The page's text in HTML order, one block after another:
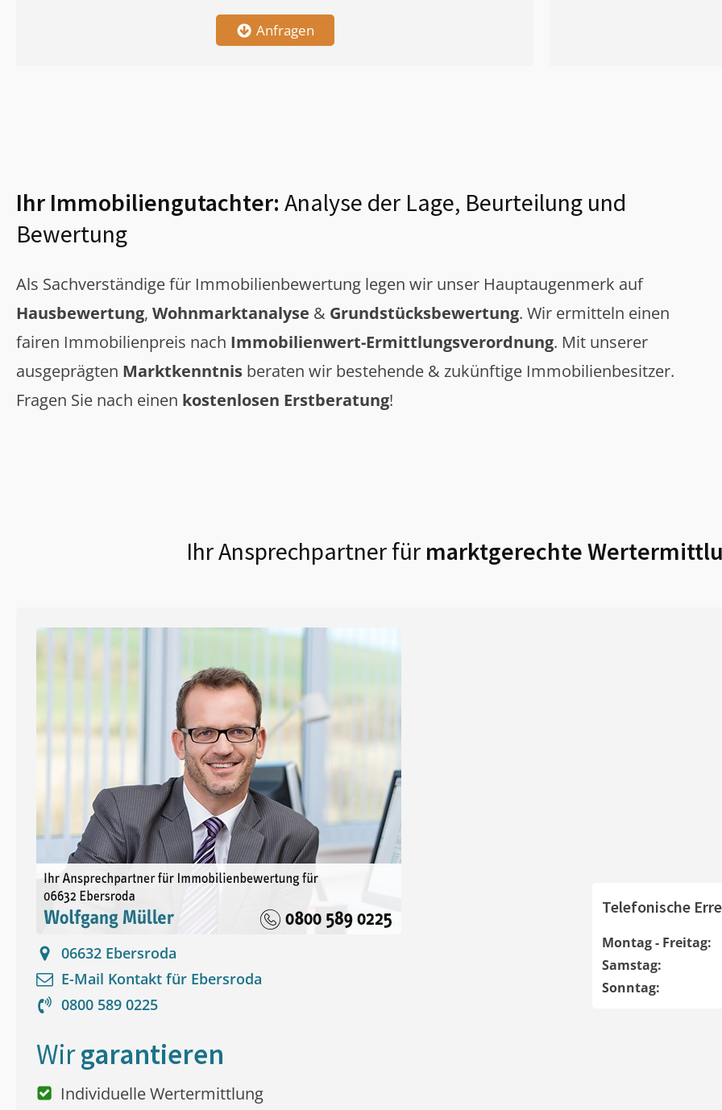
Anfragen
Ihr Immobiliengutachter: Analyse der Lage, Beurteilung und
Bewertung
Als Sachverständige für Immobilienbewertung legen wir unser Hauptaugenmerk auf
Hausbewertung, Wohnmarktanalyse & Grundstücksbewertung. Wir ermitteln einen
fairen Immobilienpreis nach Immobilienwert-Ermittlungsverordnung. Mit unserer
ausgeprägten Marktkenntnis beraten wir bestehende & zukünftige Immobilienbesitzer.
Fragen Sie nach einen kostenlosen Erstberatung!
Ihr Ansprechpartner für marktgerechte
06632 Ebersroda
E-Mail Kontakt für Ebersroda
0800 589 0225
Telefonische
Montag - Freitag:
Samstag:
Sonntag:
Wirgarantieren
Individuelle Wertermittlung